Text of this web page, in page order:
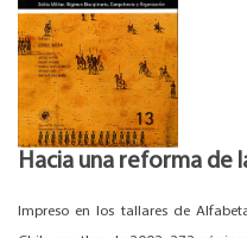
Hacia una reforma de
Impreso en los tallares de